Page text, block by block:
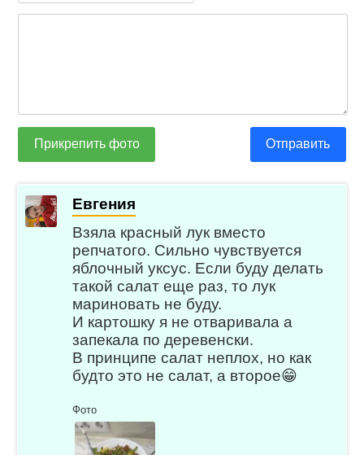
Прикрепить фото Отправить
Евгения
Взяла красный лук вместо
репчатого. Сильно чувствуется
яблочный уксус. Если буду делать
такой салат еще раз, то лук
мариновать не буду.
И картошку я не отваривала а
запекала по деревенски.
В принципе салат неплох, но как
будто это не салат, а второе😁
Фото